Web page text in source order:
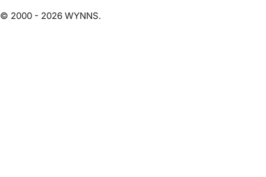
© 2000 - 2026 WYNNS.